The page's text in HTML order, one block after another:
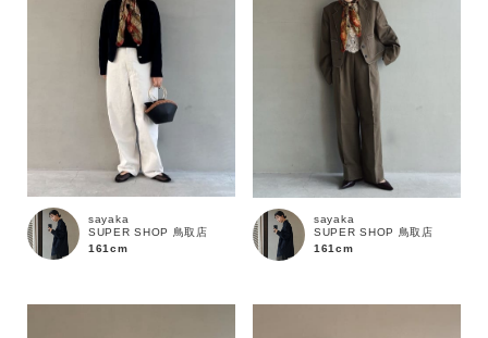
sayaka
SUPER SHOP 鳥取店
161cm
sayaka
SUPER SHOP 鳥取店
161cm